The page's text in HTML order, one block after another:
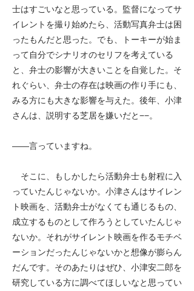
士はすごいなと思っている。監督になってサ
イレントを撮り始めたら、活動写真弁士は困
ったもんだと思った。でも、トーキーが始ま
って自分でシナリオのセリフを考えている
と、弁士の影響が大きいことを自覚した。そ
れぐらい、弁士の存在は映画の作り手にも、
みる方にも大きな影響を与えた。後年、小津
さんは、説明する芝居を嫌いだと−−。
――言っていますね。
そこに、もしかしたら活動弁士も射程に入
っていたんじゃないか。小津さんはサイレン
ト映画を、活動弁士がなくても通じるもの、
成立するものとして作ろうとしていたんじゃ
ないか。それがサイレント映画を作るモチベ
ーションだったんじゃないかと想像が膨らん
だんです。そのあたりはぜひ、小津安二郎を
研究している方に調べてほしいなと思ってい